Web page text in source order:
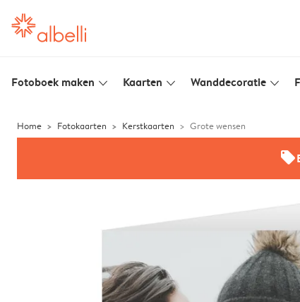
Fotoboek maken slim_arrow_down Kaarten slim_arrow_down Wanddecoratie slim_arrow_down
Home Fotokaarten Kerstkaarten Grote wensen
offers